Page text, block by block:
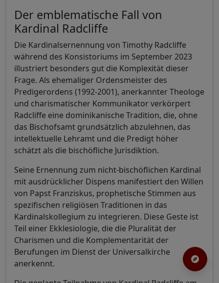
Der emblematische Fall von
Kardinal Radcliffe
Die Kardinalsernennung von Timothy Radcliffe
während des Konsistoriums im September 2023
illustriert besonders gut die Komplexität dieser
Frage. Als ehemaliger Ordensmeister des
Predigerordens (1992-2001), anerkannter Theologe
und charismatischer Kommunikator verkörpert
Radcliffe eine dominikanische Tradition, die, ohne
das Bischofsamt grundsätzlich abzulehnen, das
intellektuelle Lehramt und die Predigt höher
schätzt als die bischöfliche Jurisdiktion.
Seine Ernennung zum nicht-bischöflichen Kardinal
mit ausdrücklicher Dispens manifestiert den Willen
von Papst Franziskus, prophetische Stimmen aus
spezifischen religiösen Traditionen in das
Kardinalskollegium zu integrieren. Diese Geste ist
Teil einer Ekklesiologie, die die Pluralität der
Charismen und die Komplementarität der
Berufungen im Dienst der Universalkirche
anerkennt.